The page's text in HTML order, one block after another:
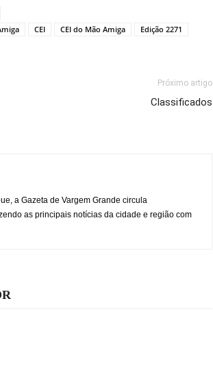
CEI CEI do Mão Amiga
Edição 2271
Próximo artigo
Classificados
a Gazeta de Vargem Grande circula
as principais notícias da cidade e região com